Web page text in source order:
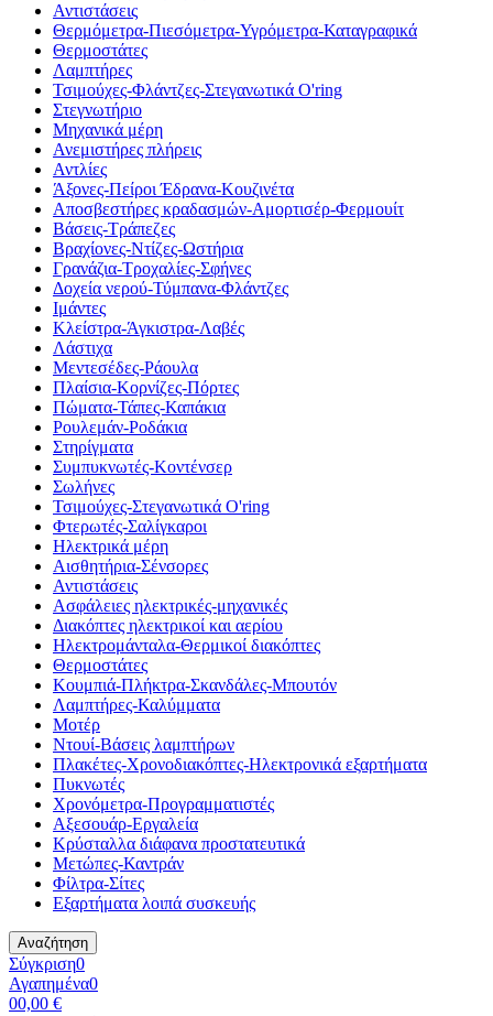
Αντιστάσεις
Θερμόμετρα-Πιεσόμετρα-Υγρόμετρα-Καταγραφικά
Θερμοστάτες
Λαμπτήρες
Τσιμούχες-Φλάντζες-Στεγανωτικά O'ring
Στεγνωτήριο
Μηχανικά μέρη
Ανεμιστήρες πλήρεις
Αντλίες
Άξονες-Πείροι Έδρανα-Κουζινέτα
Αποσβεστήρες κραδασμών-Αμορτισέρ-Φερμουίτ
Βάσεις-Τράπεζες
Βραχίονες-Ντίζες-Ωστήρια
Γρανάζια-Τροχαλίες-Σφήνες
Δοχεία νερού-Τύμπανα-Φλάντζες
Ιμάντες
Κλείστρα-Άγκιστρα-Λαβές
Λάστιχα
Μεντεσέδες-Ράουλα
Πλαίσια-Κορνίζες-Πόρτες
Πώματα-Τάπες-Καπάκια
Ρουλεμάν-Ροδάκια
Στηρίγματα
Συμπυκνωτές-Κοντένσερ
Σωλήνες
Τσιμούχες-Στεγανωτικά O'ring
Φτερωτές-Σαλίγκαροι
Ηλεκτρικά μέρη
Αισθητήρια-Σένσορες
Αντιστάσεις
Ασφάλειες ηλεκτρικές-μηχανικές
Διακόπτες ηλεκτρικοί και αερίου
Ηλεκτρομάνταλα-Θερμικοί διακόπτες
Θερμοστάτες
Κουμπιά-Πλήκτρα-Σκανδάλες-Μπουτόν
Λαμπτήρες-Καλύμματα
Μοτέρ
Ντουί-Βάσεις λαμπτήρων
Πλακέτες-Χρονοδιακόπτες-Ηλεκτρονικά εξαρτήματα
Πυκνωτές
Χρονόμετρα-Προγραμματιστές
Αξεσουάρ-Εργαλεία
Κρύσταλλα διάφανα προστατευτικά
Μετώπες-Καντράν
Φίλτρα-Σίτες
Εξαρτήματα λοιπά συσκευής
Αναζήτηση
Σύγκριση0
Αγαπημένα0
00,00 €